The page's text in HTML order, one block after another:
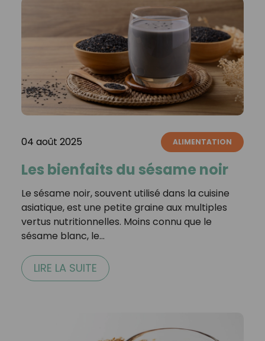
04 août 2025 ALIMENTATION
Les bienfaits du sésame noir
Le sésame noir, souvent utilisé dans la cuisine
asiatique, est une petite graine aux multiples
vertus nutritionnelles. Moins connu que le
sésame blanc, le…
LIRE LA SUITE